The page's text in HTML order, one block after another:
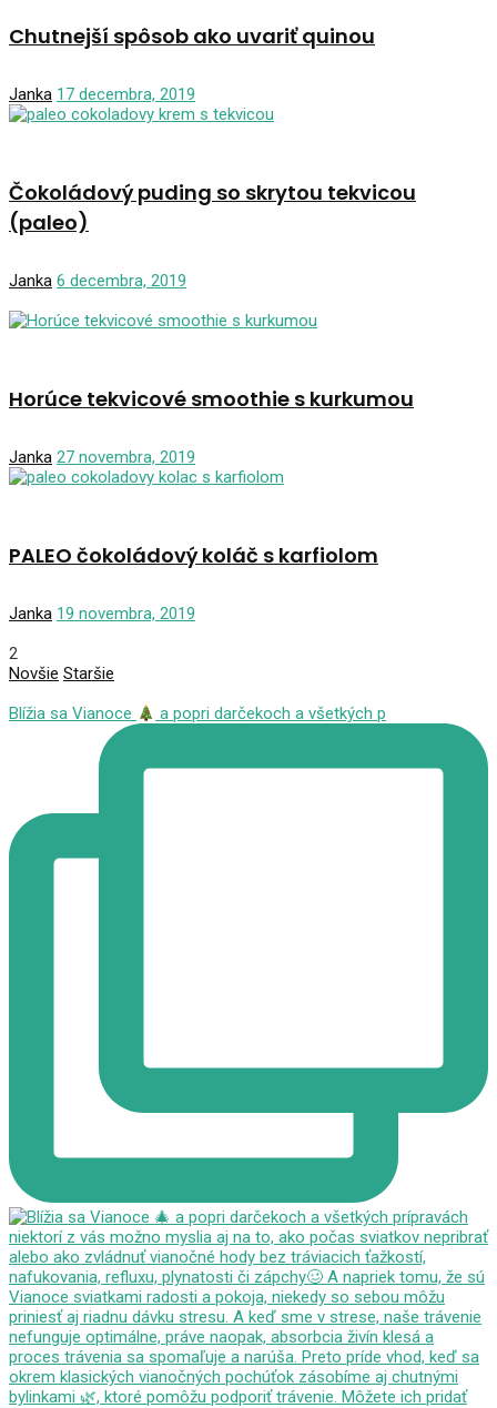
Chutnejší spôsob ako uvariť quinou
Janka 17 decembra, 2019
Čokoládový puding so skrytou tekvicou
(paleo)
Janka 6 decembra, 2019
Horúce tekvicové smoothie s kurkumou
Janka 27 novembra, 2019
PALEO čokoládový koláč s karfiolom
Janka 19 novembra, 2019
2
Novšie Staršie
Blížia sa Vianoce
a popri darčekoch a všetkých p